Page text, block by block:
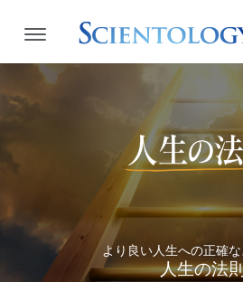
より良い人生への正確
人生の法